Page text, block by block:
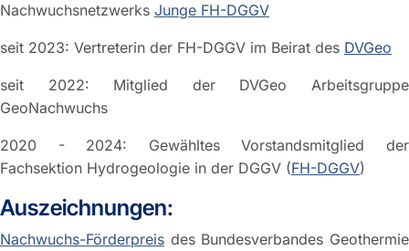
Nachwuchsnetzwerks Junge FH-DGGV
seit 2023: Vertreterin der FH-DGGV im Beirat des DVGeo
seit 2022: Mitglied der DVGeo Arbeitsgruppe
GeoNachwuchs
2020 - 2024: Gewähltes Vorstandsmitglied der
Fachsektion Hydrogeologie in der DGGV (FH-DGGV)
Auszeichnungen:
Nachwuchs-Förderpreis des Bundesverbandes Geothermie